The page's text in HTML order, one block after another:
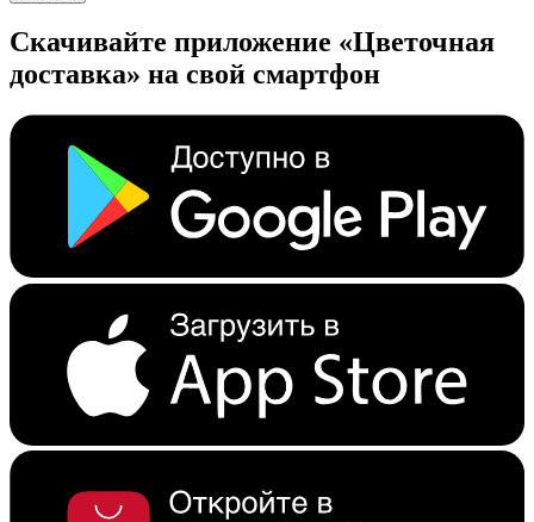
Скачивайте приложение «Цветочная
доставка» на свой смартфон